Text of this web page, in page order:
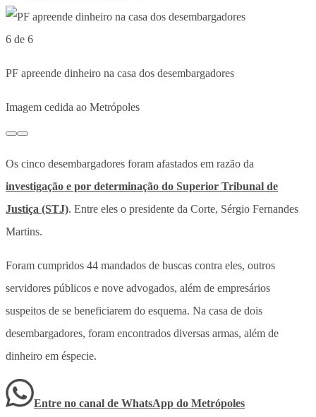
6 de 6
PF apreende dinheiro na casa dos desembargadores
Imagem cedida ao Metrópoles
Os cinco desembargadores foram afastados em razão da
investigação e por determinação do Superior Tribunal de
Justiça (STJ). Entre eles o presidente da Corte, Sérgio Fernandes
Martins.
Foram cumpridos 44 mandados de buscas contra eles, outros
servidores públicos e nove advogados, além de empresários
suspeitos de se beneficiarem do esquema. Na casa de dois
desembargadores, foram encontrados diversas armas, além de
dinheiro em éspecie.
Entre no canal de WhatsApp do Metrópoles